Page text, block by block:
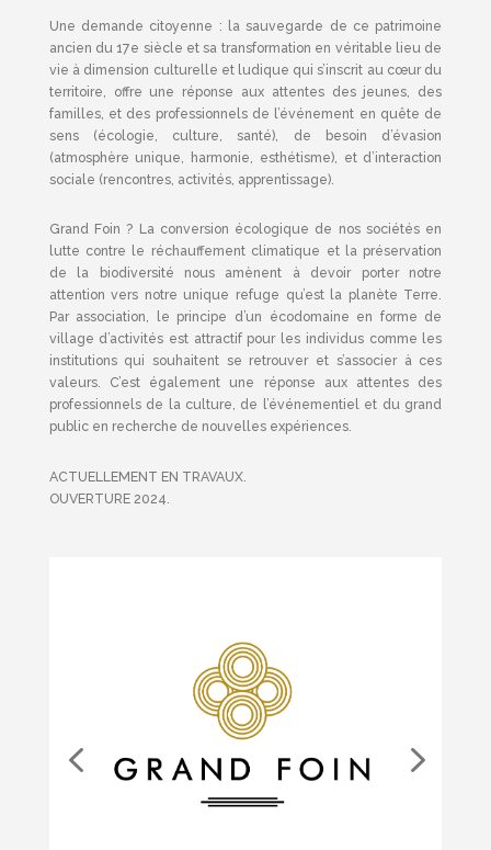
Une demande citoyenne : la sauvegarde de ce patrimoine
ancien du 17e siècle et sa transformation en véritable lieu de
vie à dimension culturelle et ludique qui s’inscrit au cœur du
territoire, offre une réponse aux attentes des jeunes, des
familles, et des professionnels de l’événement en quête de
sens (écologie, culture, santé), de besoin d’évasion
(atmosphère unique, harmonie, esthétisme), et d’interaction
sociale (rencontres, activités, apprentissage).
Grand Foin ? La conversion écologique de nos sociétés en
lutte contre le réchauffement climatique et la préservation
de la biodiversité nous amènent à devoir porter notre
attention vers notre unique refuge qu’est la planète Terre.
Par association, le principe d’un écodomaine en forme de
village d’activités est attractif pour les individus comme les
institutions qui souhaitent se retrouver et s’associer à ces
valeurs. C’est également une réponse aux attentes des
professionnels de la culture, de l’événementiel et du grand
public en recherche de nouvelles expériences.
ACTUELLEMENT EN TRAVAUX.
OUVERTURE 2024.